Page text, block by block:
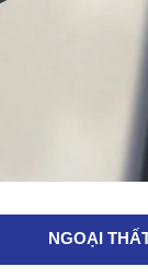
NGOẠI